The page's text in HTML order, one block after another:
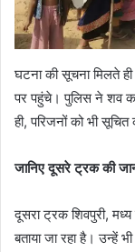
घटना की सूचना मिलते ही
पर पहुंचे। पुलिस ने शव
ही, परिजनों को भी सूचित
जानिए दूसरे ट्रक की
दूसरा ट्रक शिवपुरी,
बताया जा रहा है। उन्हें